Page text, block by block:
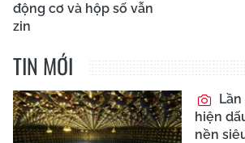
động cơ và hộp số vẫn
zin
TIN MỚI
hiện
nền